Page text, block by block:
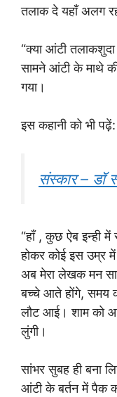
तलाक दे यहाँ अलग
“क्या आंटी
सामने आंटी के माथे
गया।
इस कहानी को भी पढ़ें:
संस्कार – डाॅ
“हाँ , कुछ ऐब इन्ही में
होकर कोई इस उम्र
अब मेरा लेखक मन
बच्चे आते होंगे, समय
लौट आई। शाम को
लुंगी।
सांभर सुबह ही बना
आंटी के बर्तन में पैक